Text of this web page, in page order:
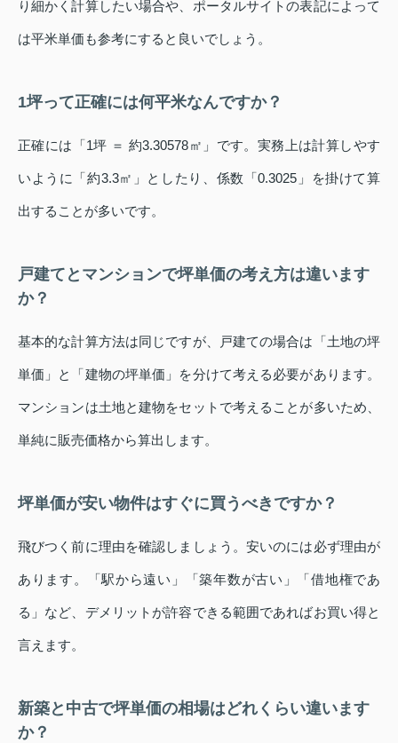
り細かく計算したい場合や、ポータルサイトの表記によって
は平米単価も参考にすると良いでしょう。
1坪って正確には何平米なんですか？
正確には「1坪 ＝ 約3.30578㎡」です。実務上は計算しやす
いように「約3.3㎡」としたり、係数「0.3025」を掛けて算
出することが多いです。
戸建てとマンションで坪単価の考え方は違います
か？
基本的な計算方法は同じですが、戸建ての場合は「土地の坪
単価」と「建物の坪単価」を分けて考える必要があります。
マンションは土地と建物をセットで考えることが多いため、
単純に販売価格から算出します。
坪単価が安い物件はすぐに買うべきですか？
飛びつく前に理由を確認しましょう。安いのには必ず理由が
あります。「駅から遠い」「築年数が古い」「借地権であ
る」など、デメリットが許容できる範囲であればお買い得と
言えます。
新築と中古で坪単価の相場はどれくらい違います
か？